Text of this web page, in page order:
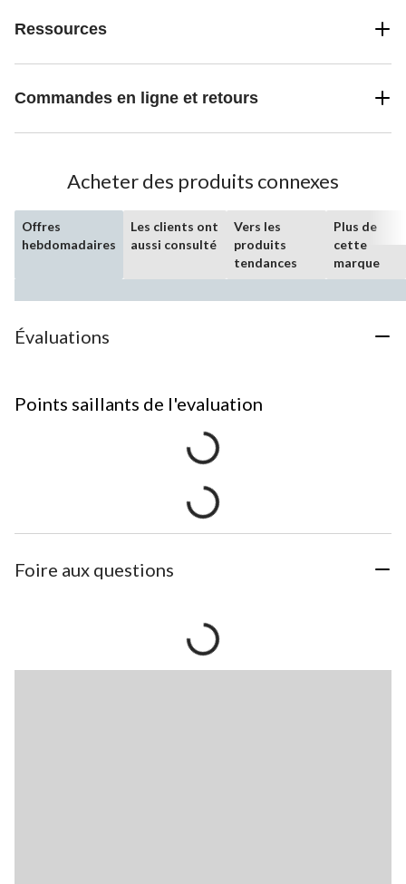
Ressources
Commandes en ligne et retours
Acheter des produits connexes
Offres
hebdomadaires
Les clients ont
aussi consulté
Vers les
produits
tendances
Plus de
cette
marque
Évaluations
Points saillants de l'evaluation
Foire aux questions